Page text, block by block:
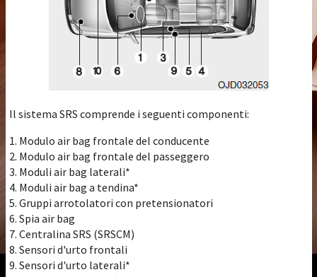
Il sistema SRS comprende i seguenti componenti:
1. Modulo air bag frontale del conducente
2. Modulo air bag frontale del passeggero
3. Moduli air bag laterali*
4. Moduli air bag a tendina*
5. Gruppi arrotolatori con pretensionatori
6. Spia air bag
7. Centralina SRS (SRSCM)
8. Sensori d'urto frontali
9. Sensori d'urto laterali*